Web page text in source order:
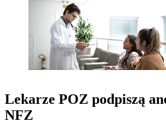
Lekarze POZ podpiszą
NFZ